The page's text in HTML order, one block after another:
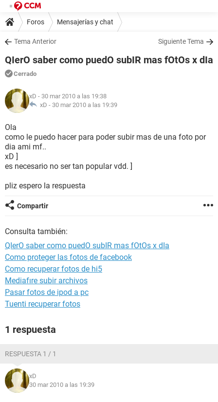
Foros Mensajerías y chat
Tema Anterior Siguiente Tema
QIerO saber como puedO subIR mas fOtOs x dIa
Cerrado
xD - 30 mar 2010 a las 19:38
xD - 30 mar 2010 a las 19:39
Ola
como le puedo hacer para poder subir mas de una foto por
dia ami mf..
xD ]
es necesario no ser tan popular vdd. ]
pliz espero la respuesta
Compartir
Consulta también:
QIerO saber como puedO subIR mas fOtOs x dIa
Como proteger las fotos de facebook
Como recuperar fotos de hi5
Mediafıre subir archivos
Pasar fotos de ipod a pc
Tuenti recuperar fotos
1 respuesta
RESPUESTA 1 / 1
xD
30 mar 2010 a las 19:39